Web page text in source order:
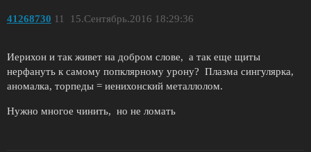
41268730 15.Сентябрь.2016 18:29:36
11
Иерихон и так живет на добром слове, а так еще щиты
нерфануть к самому попклярному урону? Плазма сингулярка,
аномалка, торпеды = иенихонский металлолом.
Нужно многое чинить, но не ломать